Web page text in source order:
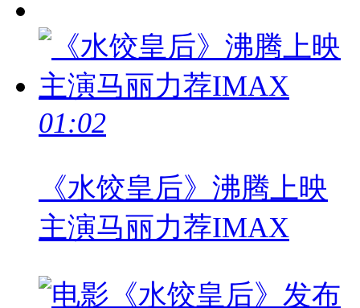
01:02
《水饺皇后》沸腾上映
主演马丽力荐IMAX